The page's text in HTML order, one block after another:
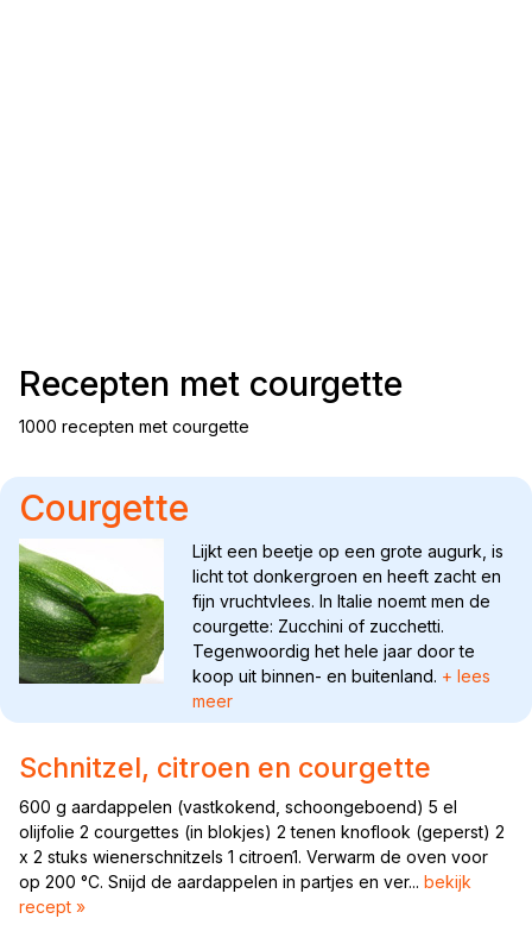
Recepten met courgette
1000 recepten met courgette
Courgette
Lijkt een beetje op een grote augurk, is
licht tot donkergroen en heeft zacht en
fijn vruchtvlees. In Italie noemt men de
courgette: Zucchini of zucchetti.
Tegenwoordig het hele jaar door te
koop uit binnen- en buitenland. + lees
meer
Schnitzel, citroen en courgette
600 g aardappelen (vastkokend, schoongeboend) 5 el
olijfolie 2 courgettes (in blokjes) 2 tenen knoflook (geperst) 2
x 2 stuks wienerschnitzels 1 citroen1. Verwarm de oven voor
op 200 °C. Snijd de aardappelen in partjes en ver... bekijk
recept »